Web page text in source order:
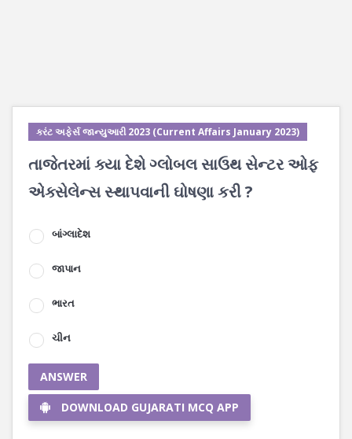
કરંટ અફેર્સ જાન્યુઆરી 2023 (Current Affairs January 2023)
તાજેતરમાં ક્યા દેશે ગ્લોબલ સાઉથ સેન્ટર ઓફ
એક્સેલેન્સ સ્થાપવાની ઘોષણા કરી ?
બાંગ્લાદેશ
જાપાન
ભારત
ચીન
ANSWER
DOWNLOAD GUJARATI MCQ APP